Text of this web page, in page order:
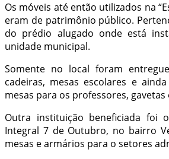
Os móveis até então utilizados na
eram de patrimônio público.
do prédio alugado onde está
unidade municipal.
Somente no local foram
cadeiras, mesas escolares e
mesas para os professores, gavetas
Outra instituição beneficiada foi
Integral 7 de Outubro, no bairro
mesas e armários para o setores